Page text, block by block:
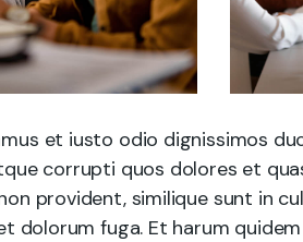
et iusto odio dignissimos
corrupti quos dolores et
provident, similique sunt in
dolorum fuga. Et harum